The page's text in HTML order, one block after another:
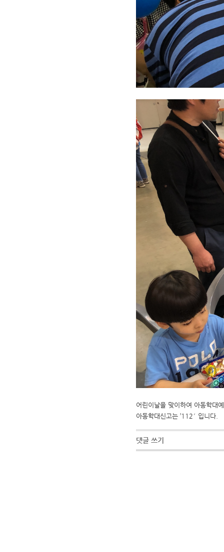
어린이날을 맞이하여 아동학대
아동학대신고는 ’112′ 입니다.
댓글 쓰기